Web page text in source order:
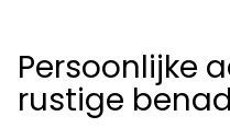
Persoonlijke
rustige